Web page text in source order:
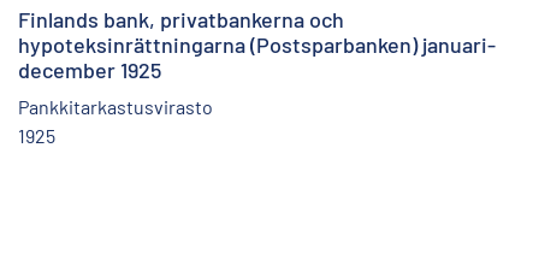
Finlands bank, privatbankerna och
hypoteksinrättningarna (Postsparbanken) januari-
december 1925
Pankkitarkastusvirasto
1925